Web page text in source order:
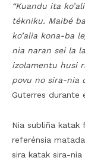
“Kuandu ita
tékniku. Maibé
ko’alia kona-ba
nia naran sei la
izolamentu husi
povu no sira-nia
Guterres durante
Nia subliña katak
referénsia
sira katak sira-